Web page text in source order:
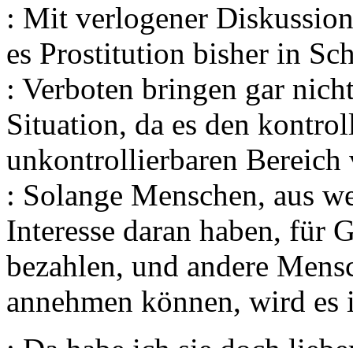
: Mit verlogener
es Prostitution bisher in
: Verboten bringen gar
Situation, da es den
unkontrollierbaren Bereich
: Solange Menschen, aus
Interesse daran haben, für
bezahlen, und andere
annehmen können, wird